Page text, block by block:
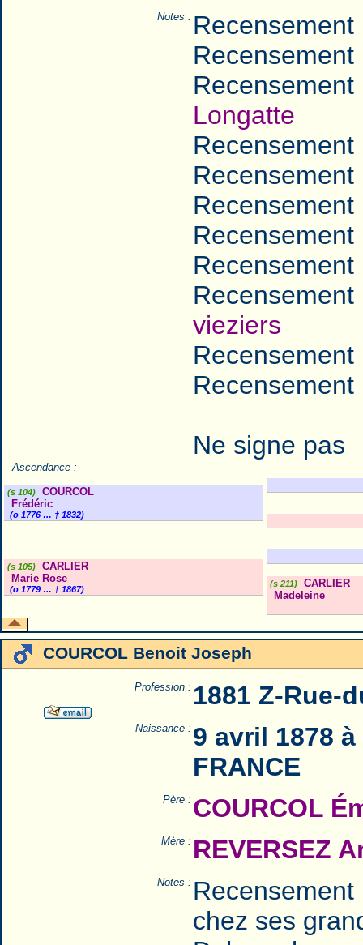
Notes :
Longatte
vieziers
Ne signe pas
(s 104)
COURCOL
Frédéric
(o 1776 … † 1832)
(s 105)
CARLIER
Marie Rose
(o 1779 … † 1867)
(s 211)
CARLIER
Madeleine
Ascendance :
COURCOL Benoit Joseph
Profession : 1881 Z-Rue-
Naissance : 9 avril 1878
FRANCE
Père : COURCOL
Mère : REVERSEZ
Notes :
chez ses